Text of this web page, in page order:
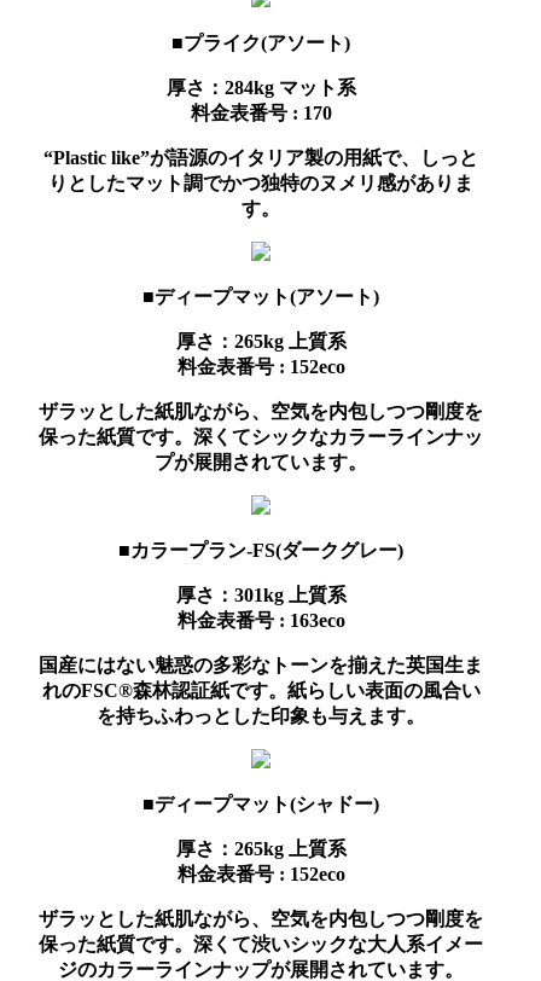
■プライク(アソート)
厚さ：284kg マット系
料金表番号 : 170
“Plastic like”が語源のイタリア製の用紙で、しっと
りとしたマット調でかつ独特のヌメリ感がありま
す。
■ディープマット(アソート)
厚さ：265kg
上質系
料金表番号 : 152eco
ザラッとした紙肌ながら、空気を内包しつつ剛度を
保った紙質です。深くてシックなカラーラインナッ
プが展開されています。
■カラープラン-FS(ダークグレー)
厚さ：301kg
上質系
料金表番号 : 163eco
国産にはない魅惑の多彩なトーンを揃えた英国生ま
れのFSC®森林認証紙です。紙らしい表面の風合い
を持ちふわっとした印象も与えます。
■ディープマット(シャドー)
厚さ：265kg
上質系
料金表番号 : 152eco
ザラッとした紙肌ながら、空気を内包しつつ剛度を
保った紙質です。深くて渋いシックな大人系イメー
ジのカラーラインナップが展開されています。